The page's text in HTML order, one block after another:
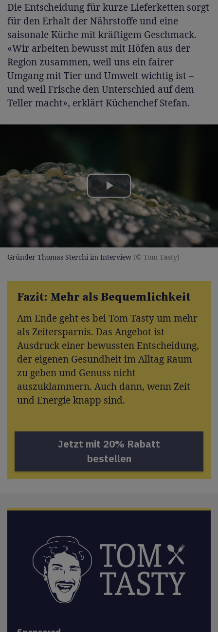
Die Entscheidung für kurze Lieferketten sorgt
für den Erhalt der Nährstoffe und eine
saisonale Küche mit kräftigem Geschmack.
«Wir arbeiten bewusst mit Höfen aus der
Region zusammen, weil uns ein fairer
Umgang mit Tier und Umwelt wichtig ist –
und weil Frische den Unterschied auf dem
Teller macht», erklärt Küchenchef Stefan.
Play
Video
Gründer Thomas Sterchi im Interview (© Tom Tasty)
Fazit: Mehr als Bequemlichkeit
Am Ende geht es bei Tom Tasty um mehr
als Zeitersparnis. Das Angebot ist
Ausdruck einer bewussten Entscheidung,
der eigenen Gesundheit im Alltag Raum
zu geben und Genuss nicht
auszuklammern. Auch dann, wenn Zeit
und Energie knapp sind.
Jetzt mit 20% Rabatt
bestellen